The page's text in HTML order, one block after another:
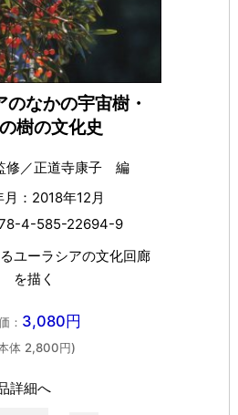
のなかの宇宙樹・
樹の文化史
／正道寺康子 編
月：2018年12月
4-585-22694-9
ユーラシアの文化回廊
を描く
： 3,080円
体 2,800円)
詳細へ